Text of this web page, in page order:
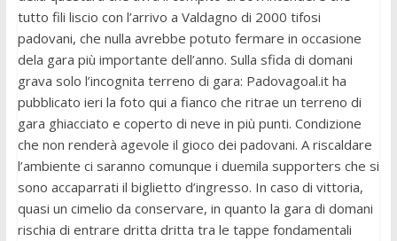
tutto fili liscio con l’arrivo a Valdagno di 2000 tifosi
padovani, che nulla avrebbe potuto fermare in occasione
dela gara più importante dell’anno. Sulla sfida di domani
grava solo l’incognita terreno di gara: Padovagoal.it ha
pubblicato ieri la foto qui a fianco che ritrae un terreno di
gara ghiacciato e coperto di neve in più punti. Condizione
che non renderà agevole il gioco dei padovani. A riscaldare
l’ambiente ci saranno comunque i duemila supporters che si
sono accaparrati il biglietto d’ingresso. In caso di vittoria,
quasi un cimelio da conservare, in quanto la gara di domani
rischia di entrare dritta dritta tra le tappe fondamentali